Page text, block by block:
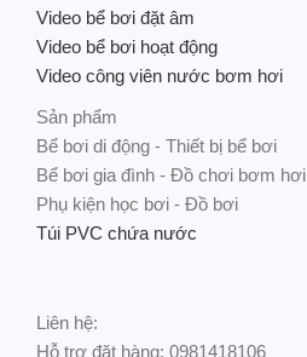
Video bể bơi đặt âm
Video bể bơi hoạt động
Video công viên nước bơm hơi
Sản phẩm
Bể bơi di động - Thiết bị bể bơi
Bể bơi gia đình - Đồ chơi bơm hơi
Phụ kiện học bơi - Đồ bơi
Túi PVC chứa nước
Liên hệ:
Hỗ trợ đặt hàng: 0981418106